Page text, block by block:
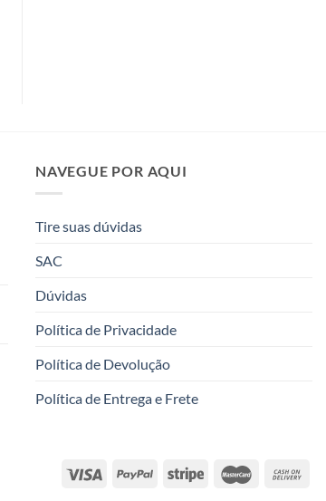
NAVEGUE POR AQUI
Tire suas dúvidas
SAC
Dúvidas
Política de Privacidade
Política de Devolução
Política de Entrega e Frete